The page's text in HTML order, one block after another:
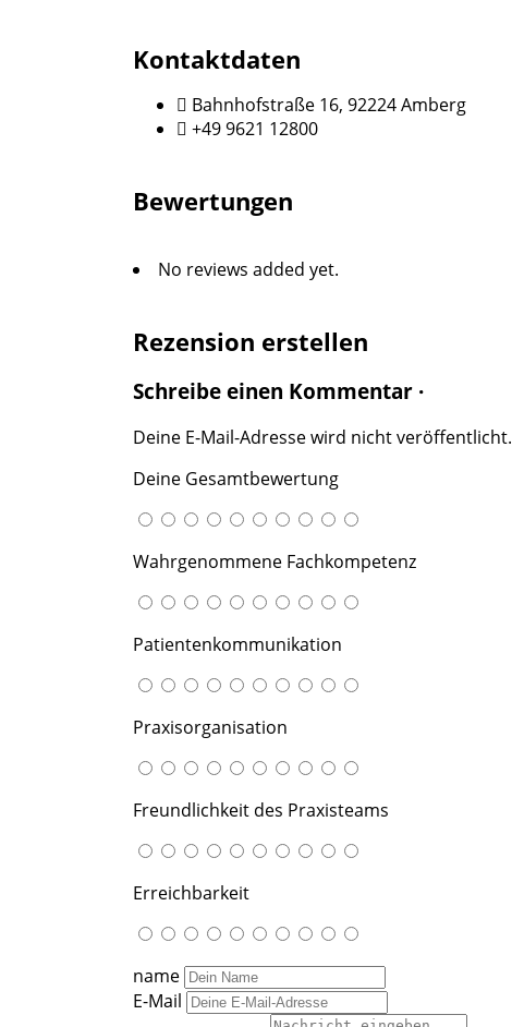
Kontaktdaten
Bahnhofstraße 16, 92224 Amberg
+49 9621 12800
Bewertungen
No reviews added yet.
Rezension erstellen
Schreibe einen Kommentar ·
Deine E-Mail-Adresse wird nicht veröffentlicht.
Deine Gesamtbewertung
Wahrgenommene Fachkompetenz
Patientenkommunikation
Praxisorganisation
Freundlichkeit des Praxisteams
Erreichbarkeit
name
E-Mail